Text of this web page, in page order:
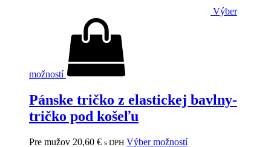
Výber
možností
Pánske tričko z elastickej bavlny-
tričko pod košeľu
Pre mužov 20,60 € s DPH Výber možností